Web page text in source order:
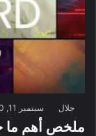
جلال سبتمبر 11, 2020
ملخص أهم ما